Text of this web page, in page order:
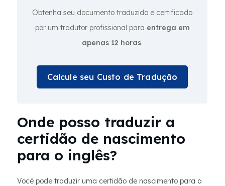
Obtenha seu documento traduzido e certificado
por um tradutor profissional para entrega em
apenas 12 horas.
Calcule seu Custo de Tradução
Onde posso traduzir a
certidão de nascimento
para o inglês?
Você pode traduzir uma certidão de nascimento para o